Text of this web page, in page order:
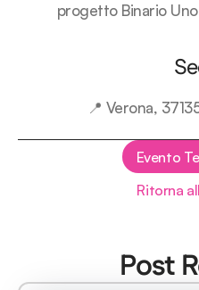
progetto Binario
📍 Verona,
Evento
Ritorna
Post